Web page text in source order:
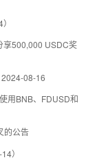
享500,000 USDC奖
08-16
用BNB、FDUSD和
的公告
）